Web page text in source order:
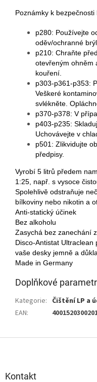
Poznámky k bezpečnosti
p280: Používejte
oděv/ochranné
p210: Chraňte
otevřeným ohněm
kouření.
p303-p361-p353:
Veškeré
svlékněte.
p370-p378: V
p403-p235:
Uchovávejte v
p501: Zlikvidujte
předpisy.
Vyrobí 5 litrů předem
1:25, např. s vysoce
Spolehlivě odstraňuje
bílkoviny nebo nikotin a
Anti-statický účinek
Bez alkoholu
Zasychá bez zanechání
Disco-Antistat
vaše desky jemně a
Made in Germany
Doplňkové
Kategorie: Čištění LP a
EAN:
Kontakt